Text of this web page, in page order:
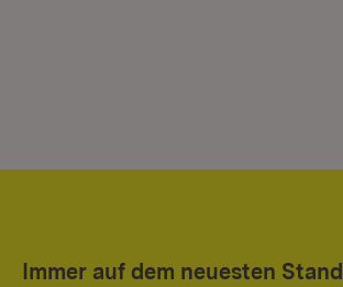
Immer auf dem neuesten Stand